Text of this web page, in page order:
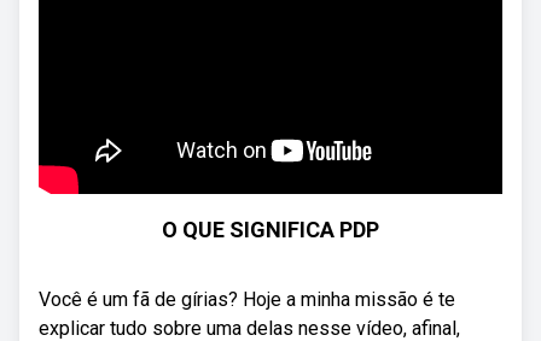
O QUE SIGNIFICA PDP
Você é um fã de gírias? Hoje a minha missão é te
explicar tudo sobre uma delas nesse vídeo, afinal,